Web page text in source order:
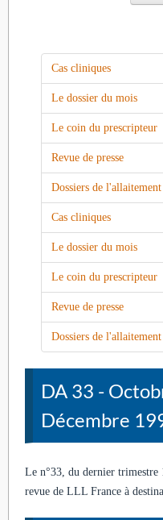
Cas cliniques
Le dossier du mois
Le coin du prescripteur
Revue de presse
Dossiers de
Cas cliniques
Le dossier du mois
Le coin du prescripteur
Revue de presse
Dossiers de
DA 33 -
Décembre
Le n°33, du dernier trimestre
revue de LLL France à